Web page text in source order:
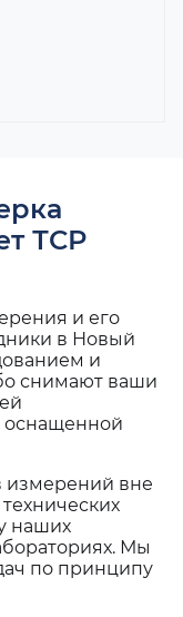
ТСР
и его
в Новый
и
снимают ваши
оснащенной
измерений вне
наших
Мы
по принципу